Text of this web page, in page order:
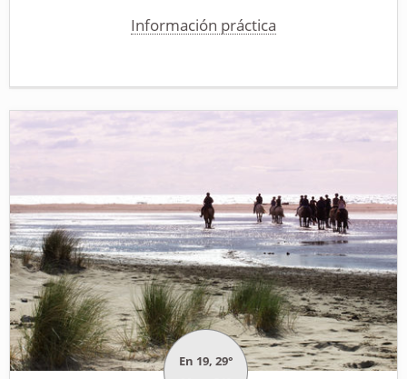
Información práctica
En 19, 29°